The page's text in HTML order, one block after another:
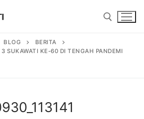
BLOG
BERITA
SUKAWATI KE-60 DI TENGAH PANDEMI